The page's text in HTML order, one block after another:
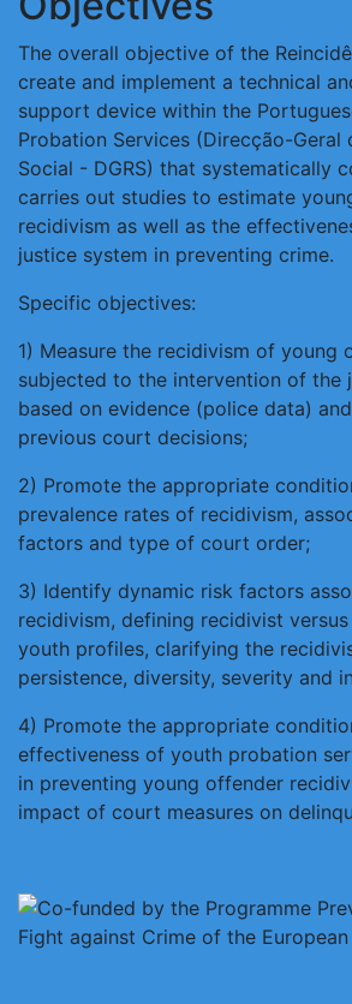
The overall objective of the
create and implement a technical
support device within the
Probation Services (Direcção-Geral
Social - DGRS) that systematically
carries out studies to estimate
recidivism as well as the
justice system in preventing crime.
Specific objectives:
1) Measure the recidivism of young
subjected to the intervention of the
based on evidence (police data)
previous court decisions;
2) Promote the appropriate
prevalence rates of recidivism,
factors and type of court order;
3) Identify dynamic risk factors
recidivism, defining recidivist
youth profiles, clarifying the
persistence, diversity, severity and
4) Promote the appropriate
effectiveness of youth probation
in preventing young offender
impact of court measures on